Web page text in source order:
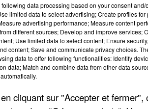
d'aujourd'hui, et ce jusqu'à
following data processing based on your consent
limited data to select advertising; Create profiles
advertising performance; Measure content
different sources; Develop and improve services;
Use limited data to select content; Ensure
content; Save and communicate privacy choices.
data to offer following functionalities: Identify
data; Match and combine data from other data
cliquant sur "Accepter et